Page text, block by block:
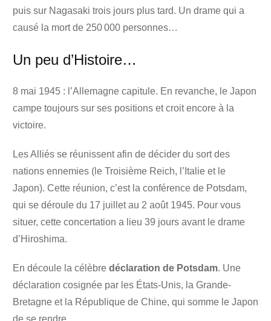
puis sur Nagasaki trois jours plus tard. Un drame qui a
causé la mort de 250 000 personnes…
Un peu d’Histoire…
8 mai 1945 : l’Allemagne capitule. En revanche, le Japon
campe toujours sur ses positions et croit encore à la
victoire.
Les Alliés se réunissent afin de décider du sort des
nations ennemies (le Troisième Reich, l’Italie et le
Japon). Cette réunion, c’est la conférence de Potsdam,
qui se déroule du 17 juillet au 2 août 1945. Pour vous
situer, cette concertation a lieu 39 jours avant le drame
d’Hiroshima.
En découle la célèbre déclaration de Potsdam. Une
déclaration cosignée par les États-Unis, la Grande-
Bretagne et la République de Chine, qui somme le Japon